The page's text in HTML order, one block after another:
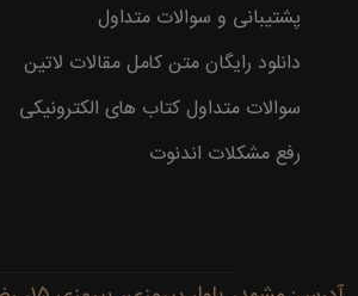
پشتیبانی و سوالات متداول
دانلود رایگان متن کامل مقالات لاتین
سوالات متداول کتاب های الکترونیکی
رفع مشکلات اندنوت